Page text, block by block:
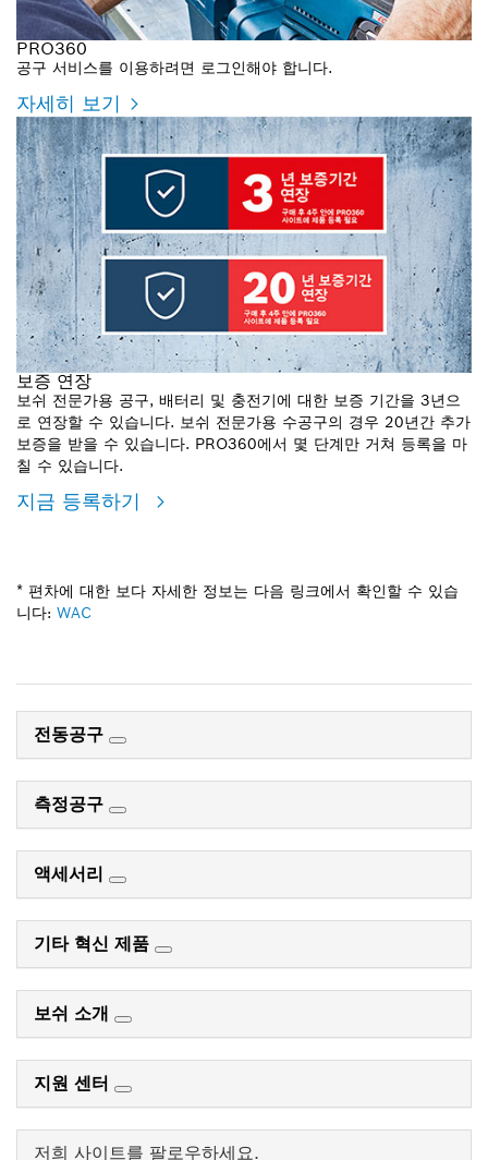
PRO360
공구 서비스를 이용하려면 로그인해야 합니다.
자세히 보기
보증 연장
보쉬 전문가용 공구, 배터리 및 충전기에 대한 보증 기간을 3년으
로 연장할 수 있습니다. 보쉬 전문가용 수공구의 경우 20년간 추가
보증을 받을 수 있습니다. PRO360에서 몇 단계만 거쳐 등록을 마
칠 수 있습니다.
지금 등록하기
* 편차에 대한 보다 자세한 정보는 다음 링크에서 확인할 수 있습
니다: WAC
전동공구
측정공구
액세서리
기타 혁신 제품
보쉬 소개
지원 센터
저희 사이트를 팔로우하세요.